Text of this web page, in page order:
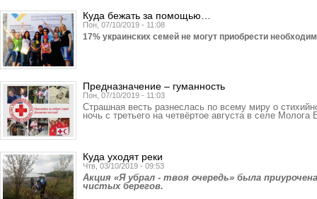
Куда бежать за помощью…
Пон, 07/10/2019 - 11:08
17% украинских семей не могут приобрести
Предназначение – гуманность
Пон, 07/10/2019 - 11:03
Страшная весть разнеслась по всему миру о
ночь с третьего на четвёртое августа в селе Молога
Куда уходят реки
Чтв, 03/10/2019 - 09:53
Акция «Я убрал - твоя очередь» была
чистых берегов.